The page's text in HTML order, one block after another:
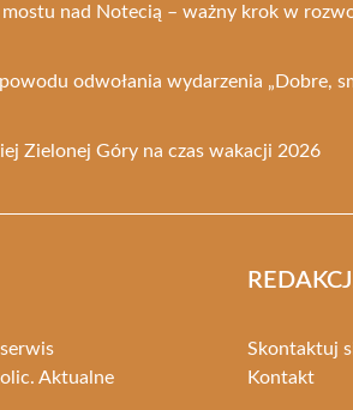
nad Notecią – ważny krok w
odwołania wydarzenia „Dobre,
Zielonej Góry na czas wakacji 2026
Aktualne
Skontaktuj
Kontakt